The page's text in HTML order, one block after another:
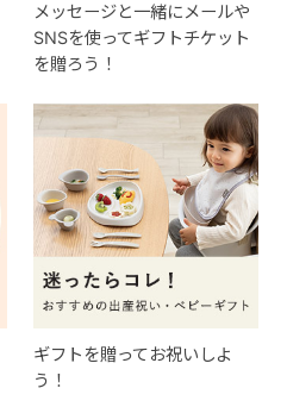
メッセージと一緒にメールや
SNSを使ってギフトチケット
を贈ろう！
ギフトを贈ってお祝いしよ
う！